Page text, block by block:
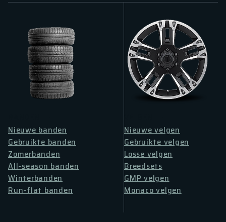
Nieuwe banden
Gebruikte banden
Zomerbanden
All-season banden
Winterbanden
Run-flat banden
Nieuwe velgen
Gebruikte velgen
Losse velgen
Breedsets
GMP velgen
Monaco velgen